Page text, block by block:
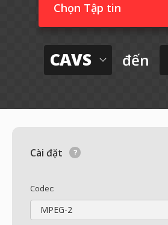
Chọn Tập tin
CAVS đến
Cài đặt
Codec:
MPEG-2